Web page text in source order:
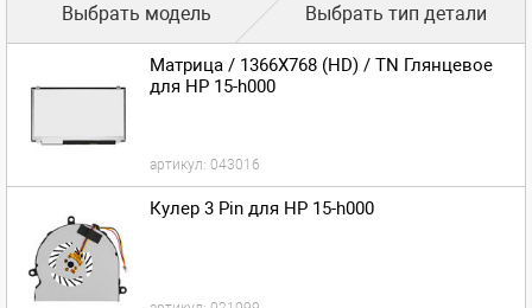
Выбрать модель Выбрать тип детали
Матрица / 1366X768 (HD) / TN Глянцевое
для HP 15-h000
артикул: 043016
Кулер 3 Pin для HP 15-h000